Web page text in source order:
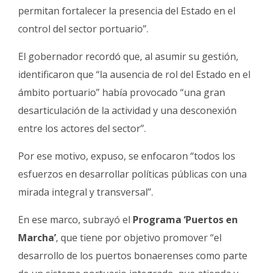
permitan fortalecer la presencia del Estado en el
control del sector portuario”.
El gobernador recordó que, al asumir su gestión,
identificaron que “la ausencia de rol del Estado en el
ámbito portuario” había provocado “una gran
desarticulación de la actividad y una desconexión
entre los actores del sector”.
Por ese motivo, expuso, se enfocaron “todos los
esfuerzos en desarrollar políticas públicas con una
mirada integral y transversal”.
En ese marco, subrayó el Programa ‘Puertos en
Marcha’, que tiene por objetivo promover “el
desarrollo de los puertos bonaerenses como parte